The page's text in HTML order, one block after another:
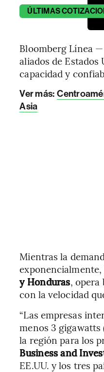
ÚLTIMAS
Bloomberg Línea
aliados de
capacidad y
Ver más:
Asia
Mientras la
y Honduras,
con la velocidad
“Las empresas
menos 3 gigawatts
la región para los
Business and
EE.UU. y los tres